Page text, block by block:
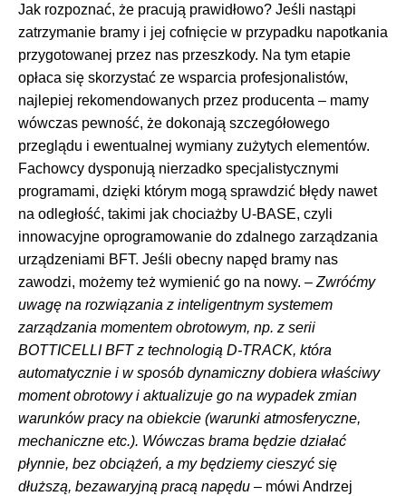
Jak rozpoznać, że pracują prawidłowo? Jeśli nastąpi
zatrzymanie bramy i jej cofnięcie w przypadku napotkania
przygotowanej przez nas przeszkody. Na tym etapie
opłaca się skorzystać ze wsparcia profesjonalistów,
najlepiej rekomendowanych przez producenta – mamy
wówczas pewność, że dokonają szczegółowego
przeglądu i ewentualnej wymiany zużytych elementów.
Fachowcy dysponują nierzadko specjalistycznymi
programami, dzięki którym mogą sprawdzić błędy nawet
na odległość, takimi jak chociażby U-BASE, czyli
innowacyjne oprogramowanie do zdalnego zarządzania
urządzeniami BFT. Jeśli obecny napęd bramy nas
zawodzi, możemy też wymienić go na nowy. – Zwróćmy
uwagę na rozwiązania z inteligentnym systemem
zarządzania momentem obrotowym, np. z serii
BOTTICELLI BFT z technologią D-TRACK, która
automatycznie i w sposób dynamiczny dobiera właściwy
moment obrotowy i aktualizuje go na wypadek zmian
warunków pracy na obiekcie (warunki atmosferyczne,
mechaniczne etc.). Wówczas brama będzie działać
płynnie, bez obciążeń, a my będziemy cieszyć się
dłuższą, bezawaryjną pracą napędu – mówi Andrzej